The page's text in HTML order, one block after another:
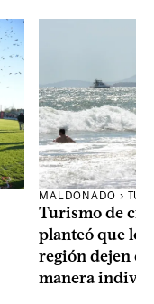
MALDONADO ›
Turismo de
planteó que
región dejen
manera